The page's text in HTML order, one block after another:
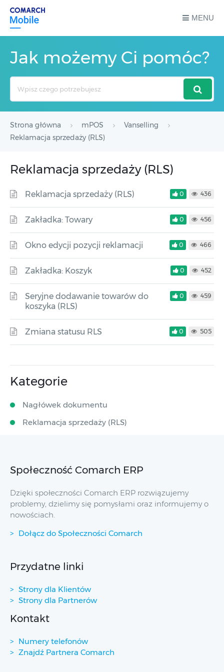
MENU
Jak możemy Ci pomóc?
Strona główna mPOS
Vanselling
Reklamacja sprzedaży (RLS)
Reklamacja sprzedaży (RLS)
Reklamacja sprzedaży (RLS) 0 436
Zakładka: Towary 0 456
Okno edycji pozycji reklamacji 0 466
Zakładka: Koszyk 0 452
Seryjne dodawanie towarów do
koszyka (RLS)
0 459
Zmiana statusu RLS 0 505
Kategorie
Nagłówek dokumentu
Reklamacja sprzedaży (RLS)
Społeczność Comarch ERP
Dzięki społeczności Comarch ERP rozwiązujemy
problemy, dzielimy się pomysłami oraz informujemy o
nowościach.
Dołącz do Społeczności Comarch
Przydatne linki
Strony dla Klientów
Strony dla Partnerów
Kontakt
Numery telefonów
Znajdź Partnera Comarch